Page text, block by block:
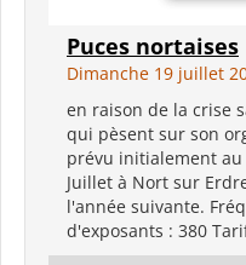
Puces nortaises
Dimanche 19 juillet
en raison de la crise
qui pèsent sur son
prévu initialement
Juillet à Nort sur
l'année suivante.
d'exposants : 380